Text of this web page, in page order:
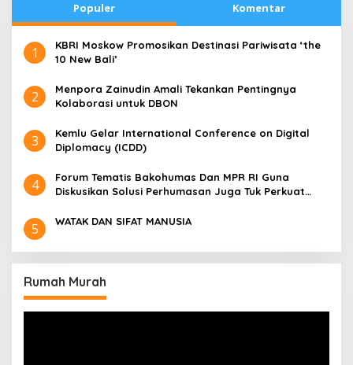
Populer Komentar
1
​KBRI Moskow Promosikan Destinasi Pariwisata ‘the
10 New Bali’
2
​Menpora Zainudin Amali Tekankan Pentingnya
Kolaborasi untuk DBON
3
​Kemlu Gelar International Conference on Digital
Diplomacy (ICDD)
4
Forum Tematis Bakohumas Dan MPR RI Guna
Diskusikan Solusi Perhumasan Juga Tuk Perkuat
5 WATAK DAN SIFAT MANUSIA
Rumah Murah